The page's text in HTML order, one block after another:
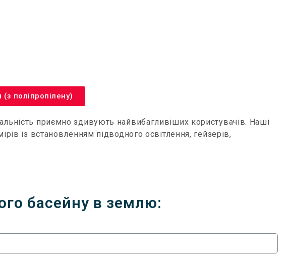
поліпропілену)
приємно здивують найвибагливіших користувачів. Наші
із встановленням підводного освітлення, гейзерів,
басейну в землю: